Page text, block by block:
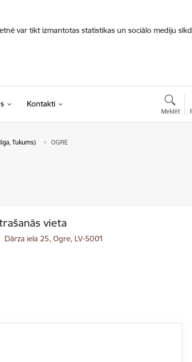
var tikt izmantotas statistikas un sociālo mediju
Kontakti
Meklēt
Tukums) OGRE
vieta
Dārza iela 25, Ogre, LV-5001